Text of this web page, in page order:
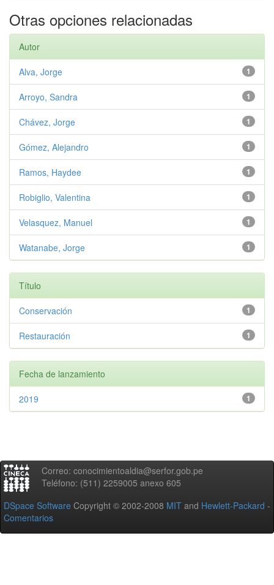
Otras opciones relacionadas
Autor
1
Alva, Jorge
1
Arroyo, Sandra
1
Chávez, Jorge
1
Gómez, Alejandro
1
Ramos, Haydee
1
Robiglio, Valentina
1
Velasquez, Manuel
1
Watanabe, Jorge
Título
1
Conservación
1
Restauración
Fecha de lanzamiento
1
2019
Correo: conocimientoaldia@serfor.gob.pe
Teléfono: (511) 2259005 anexo 605
DSpace Software Copyright © 2002-2008 MIT and Hewlett-Packard -
Comentarios